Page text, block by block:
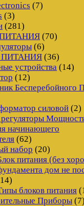
(7)
(3)
(281)
ПИТАНИЯ (70)
(6)
ПИТАНИЯ (36)
устройства (14)
(12)
Бесперебойного
силовой (2)
начинающего
(62)
набор (20)
питания (без
дом не
блоков питания
Приборы (7)